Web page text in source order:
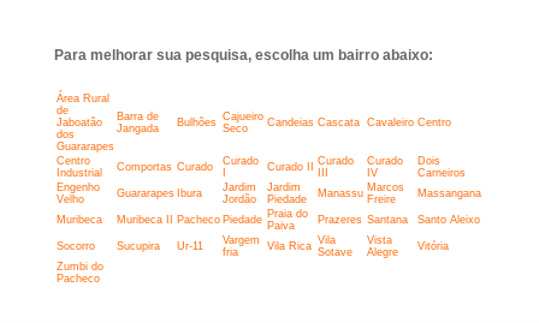
Para melhorar sua pesquisa, escolha um bairro abaixo:
Área Rural
de
Jaboatão
dos
Guararapes
Barra de
Jangada
Bulhões Cajueiro
Seco
Candeias Cascata Cavaleiro Centro
Centro
Industrial
Comportas Curado
Curado
Curado II
Curado
Curado
IV
Dois
Carneiros
Engenho
Velho
Guararapes Ibura
Jardim
Jordão
Jardim
Piedade
Manassu Marcos
Freire
Massangana
Muribeca Muribeca II Pacheco Piedade Praia do
Paiva
Prazeres Santana Santo Aleixo
Socorro Sucupira Ur-11
Vargem
fria
Vila Rica Vila
Sotave
Vista
Alegre
Vitória
Zumbi do
Pacheco